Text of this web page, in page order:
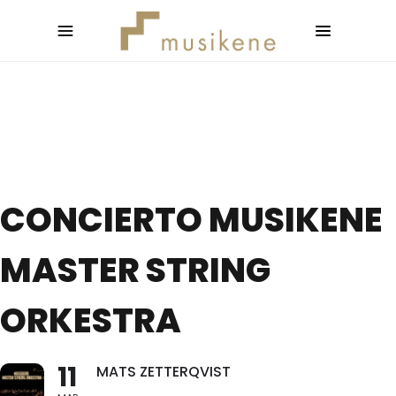
CONCIERTO MUSIKENE
MASTER STRING
ORKESTRA
11 MATS ZETTERQVIST